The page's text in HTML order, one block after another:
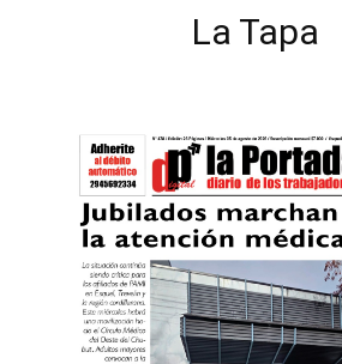
La Tapa